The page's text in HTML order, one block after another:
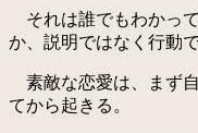
それは誰でもわかっ
か、説明ではなく行動
素敵な恋愛は、まず
てから起きる。